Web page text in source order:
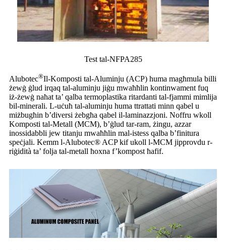
Test tal-NFPA285
Alubotec®Il-Komposti tal-Aluminju (ACP) huma magħmula billi
żewġ ġlud irqaq tal-aluminju jiġu mwaħħlin kontinwament fuq
iż-żewġ naħat ta’ qalba termoplastika ritardanti tal-fjammi mimlija
bil-minerali. L-uċuħ tal-aluminju huma ttrattati minn qabel u
miżbugħin b’diversi żebgħa qabel il-laminazzjoni. Noffru wkoll
Komposti tal-Metall (MCM), b’ġlud tar-ram, żingu, azzar
inossidabbli jew titanju mwaħħlin mal-istess qalba b’finitura
speċjali. Kemm l-Alubotec® ACP ​​kif ukoll l-MCM jipprovdu r-
riġidità ta’ folja tal-metall ħoxna f’kompost ħafif.